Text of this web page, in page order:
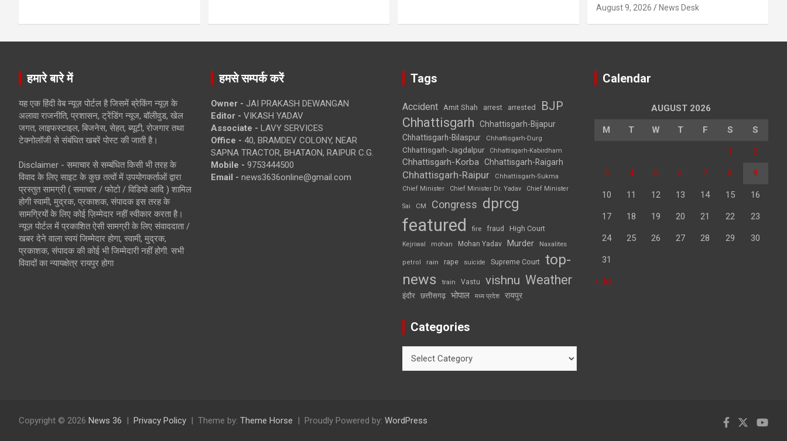
August 9, 2026 News Desk
हमारे बारे में
यह एक हिंदी वेब न्यूज़ पोर्टल है जिसमें ब्रेकिंग न्यूज़ के
अलावा राजनीति, प्रशासन, ट्रेंडिंग न्यूज, बॉलीवुड, खेल
जगत, लाइफस्टाइल, बिजनेस, सेहत, ब्यूटी, रोजगार तथा
टेक्नोलॉजी से संबंधित खबरें पोस्ट की जाती है।
Disclaimer - समाचार से सम्बंधित किसी भी तरह के
विवाद के लिए साइट के कुछ तत्वों में उपयोगकर्ताओं द्वारा
प्रस्तुत सामग्री ( समाचार / फोटो / विडियो आदि ) शामिल
होगी स्वामी, मुद्रक, प्रकाशक, संपादक इस तरह के
सामग्रियों के लिए कोई ज़िम्मेदार नहीं स्वीकार करता है।
न्यूज़ पोर्टल में प्रकाशित ऐसी सामग्री के लिए संवाददाता /
खबर देने वाला स्वयं जिम्मेदार होगा, स्वामी, मुद्रक,
प्रकाशक, संपादक की कोई भी जिम्मेदारी नहीं होगी. सभी
विवादों का न्यायक्षेत्र रायपुर होगा
हमसे सम्पर्क करें
Owner - JAI PRAKASH DEWANGAN
Editor - VIKASH YADAV
Associate - LAVY SERVICES
Office - 40, BRAMDEV COLONY, NEAR
SAPNA TRACTOR, BHATAON, RAIPUR C.G.
Mobile - 9753444500
Email - news3636online@gmail.com
Tags
Accident Amit Shah arrest arrested BJP
Chhattisgarh
Chhattisgarh-Bijapur
Chhattisgarh-Bilaspur
Chhattisgarh-Durg
Chhattisgarh-Jagdalpur Chhattisgarh-Kabirdham
Chhattisgarh-Korba Chhattisgarh-Raigarh
Chhattisgarh-Raipur
Chhattisgarh-Sukma
Chief Minister
Chief Minister Dr. Yadav Chief Minister
Sai CM Congress dprcg
featured fire fraud High Court
Kejriwal mohan Mohan Yadav Murder Naxalites
petrol rain rape suicide Supreme Court top-
news
train Vastu vishnu Weather
इंदौर छत्तीसगढ़ भोपाल मध्य प्रदेश रायपुर
Categories
Calendar
AUGUST 2026
M T W T F S S
1 2
3 4 5 6 7 8 9
10 11 12 13 14 15 16
17 18 19 20 21 22 23
24 25 26 27 28 29 30
31
« Jul
Copyright © 2026 News 36 Privacy Policy Theme by: Theme Horse Proudly Powered by: WordPress